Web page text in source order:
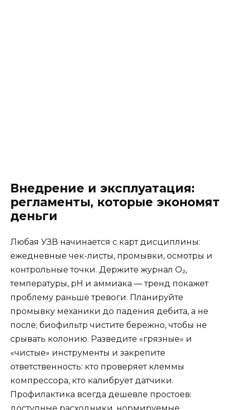
Внедрение и эксплуатация:
регламенты, которые экономят
деньги
Любая УЗВ начинается с карт дисциплины:
ежедневные чек-листы, промывки, осмотры и
контрольные точки. Держите журнал О₂,
температуры, pH и аммиака — тренд покажет
проблему раньше тревоги. Планируйте
промывку механики до падения дебита, а не
после; биофильтр чистите бережно, чтобы не
срывать колонию. Разведите «грязные» и
«чистые» инструменты и закрепите
ответственность: кто проверяет клеммы
компрессора, кто калибрует датчики.
Профилактика всегда дешевле простоев: